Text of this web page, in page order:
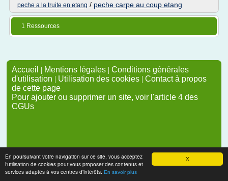
X
En poursuivant votre navigation sur ce site, vous acceptez
l'utilisation de cookies pour vous proposer des contenus et
services adaptés à vos centres d'intérêts. En savoir plus
peche a la truite en etang / peche carpe au coup etang
1 Ressources
Accueil | Mentions légales | Conditions générales
d'utilisation | Utilisation des cookies | Contact à propos
de cette page
Pour ajouter ou supprimer un site, voir l'article 4 des
CGUs